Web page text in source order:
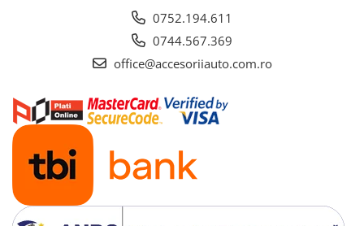
Cabluri Alimentare Date Telefon
Claxoane Auto
Invertor Auto
Papuci / Conectori Electrici
Redresoare Auto
Roboti Pornire Auto
Sigurante Auto
0752.194.611
0744.567.369
office@accesoriiauto.com.ro